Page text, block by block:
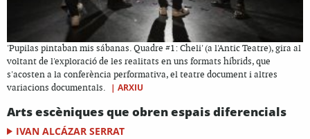
'Pupilas pintaban mis sábanas. Quadre #1: Cheli' (a l'Antic Teatre), gira al
voltant de l'exploració de les realitats en uns formats híbrids, que
s'acosten a la conferència performativa, el teatre document i altres
variacions documentals.
| ARXIU
Arts escèniques que obren espais diferencials
IVAN ALCÁZAR SERRAT